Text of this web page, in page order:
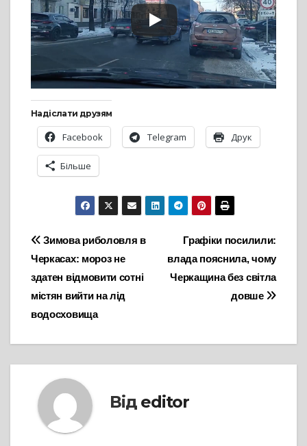
Надіслати друзям
Facebook Telegram Друк
Більше
Навігація
записів
Графіки посилили:
влада пояснила, чому
Черкащина без світла
довше
Зимова риболовля в
Черкасах: мороз не
здатен відмовити сотні
містян вийти на лід
водосховища
Від editor